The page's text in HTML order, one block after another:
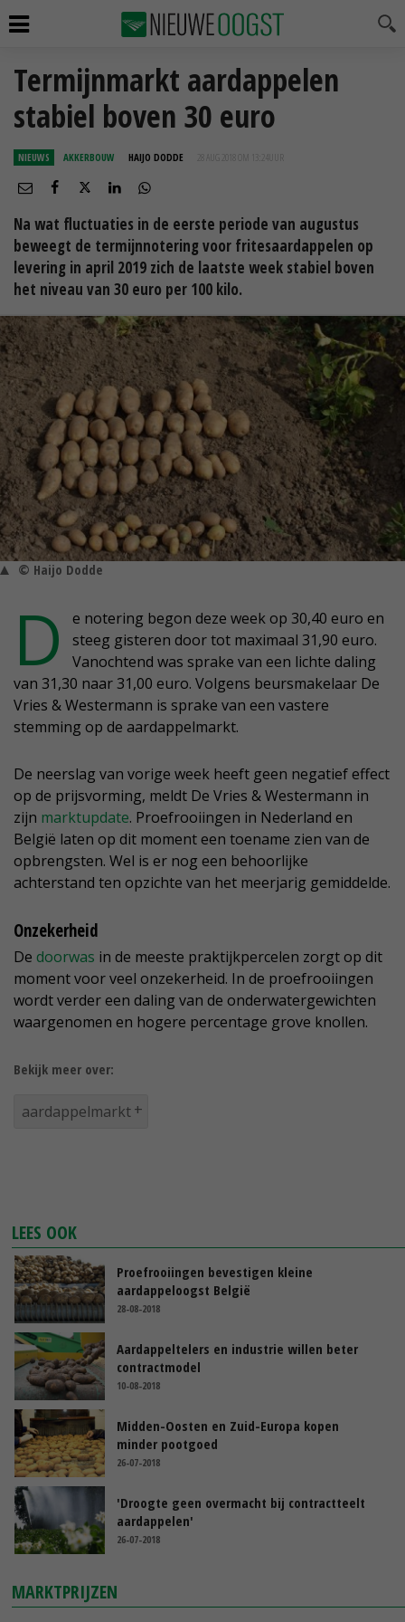
Termijnmarkt aardappelen
stabiel boven 30 euro
NIEUWS AKKERBOUW HAIJO DODDE 28 AUG 2018 OM 13:24
Na wat fluctuaties in de eerste periode van augustus
beweegt de termijnnotering voor fritesaardappelen op
levering in april 2019 zich de laatste week stabiel boven
het niveau van 30 euro per 100 kilo.
© Haijo Dodde
D
e notering begon deze week op 30,40 euro en
steeg gisteren door tot maximaal 31,90 euro.
Vanochtend was sprake van een lichte daling
van 31,30 naar 31,00 euro. Volgens beursmakelaar De
Vries & Westermann is sprake van een vastere
stemming op de aardappelmarkt.
De neerslag van vorige week heeft geen negatief effect
op de prijsvorming, meldt De Vries & Westermann in
zijn marktupdate. Proefrooiingen in Nederland en
België laten op dit moment een toename zien van de
opbrengsten. Wel is er nog een behoorlijke
achterstand ten opzichte van het meerjarig gemiddelde.
Onzekerheid
De doorwas in de meeste praktijkpercelen zorgt op dit
moment voor veel onzekerheid. In de proefrooiingen
wordt verder een daling van de onderwatergewichten
waargenomen en hogere percentage grove knollen.
Bekijk meer over:
aardappelmarkt
LEES OOK
Proefrooiingen bevestigen kleine
aardappeloogst België
28-08-2018
Aardappeltelers en industrie willen beter
contractmodel
10-08-2018
Midden-Oosten en Zuid-Europa kopen
minder pootgoed
26-07-2018
'Droogte geen overmacht bij contractteelt
aardappelen'
26-07-2018
MARKTPRIJZEN